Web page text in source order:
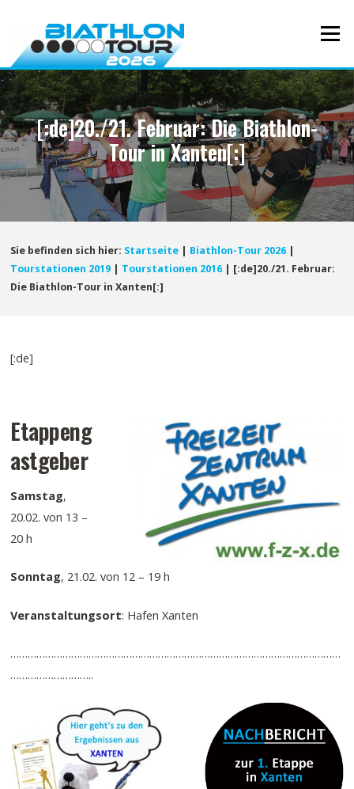
Inhalt
Menü
[:de]20./21. Februar: Die Biathlon-
Tour in Xanten[:]
Sie befinden sich hier: Startseite | Biathlon-Tour 2026 |
Tourstationen 2019 | Tourstationen 2016 | [:de]20./21. Februar:
Die Biathlon-Tour in Xanten[:]
[:de]
Etappeng
astgeber
Samstag,
20.02. von 13 –
20 h
Sonntag, 21.02. von 12 – 19 h
Veranstaltungsort: Hafen Xanten
……………………………………………………………………………………………………
………………………..